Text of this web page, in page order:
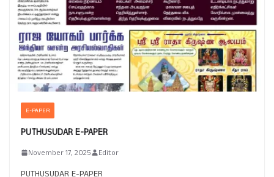
E-PAPER
PUTHUSUDAR E-PAPER
November 17, 2025 Editor
PUTHUSUDAR E-PAPER